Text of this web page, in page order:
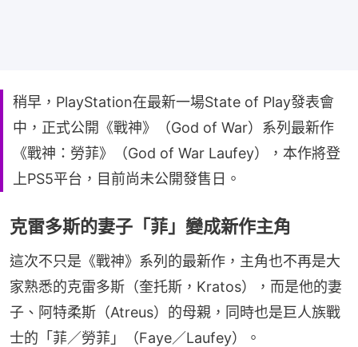
稍早，PlayStation在最新一場State of Play發表會
中，正式公開《戰神》（God of War）系列最新作
《戰神：勞菲》（God of War Laufey），本作將登
上PS5平台，目前尚未公開發售日。
克雷多斯的妻子「菲」變成新作主角
這次不只是《戰神》系列的最新作，主角也不再是大
家熟悉的克雷多斯（奎托斯，Kratos），而是他的妻
子、阿特柔斯（Atreus）的母親，同時也是巨人族戰
士的「菲／勞菲」（Faye／Laufey）。